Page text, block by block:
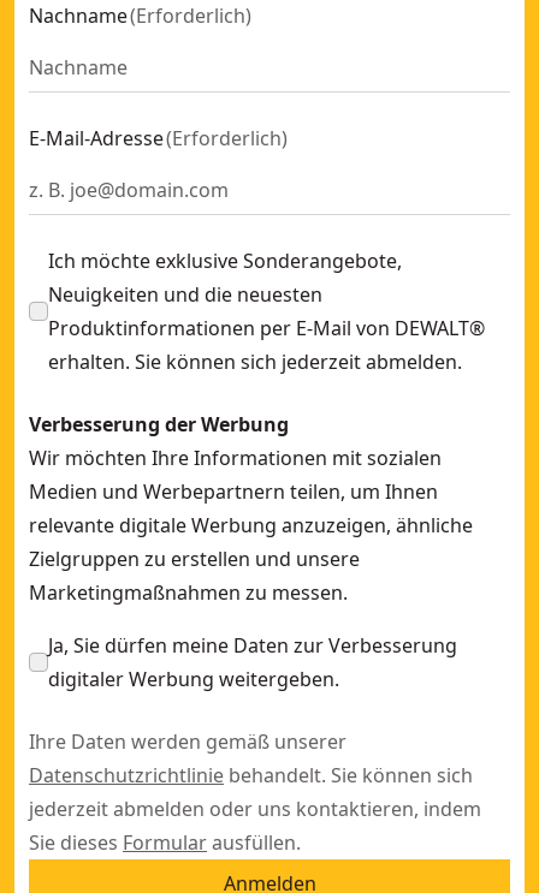
Nachname(Erforderlich)
E-Mail-Adresse(Erforderlich)
Ich möchte exklusive Sonderangebote,
Neuigkeiten und die neuesten
Produktinformationen per E-Mail von DEWALT®
erhalten. Sie können sich jederzeit abmelden.
Verbesserung der Werbung
Wir möchten Ihre Informationen mit sozialen
Medien und Werbepartnern teilen, um Ihnen
relevante digitale Werbung anzuzeigen, ähnliche
Zielgruppen zu erstellen und unsere
Marketingmaßnahmen zu messen.
Ja, Sie dürfen meine Daten zur Verbesserung
digitaler Werbung weitergeben.
Ihre Daten werden gemäß unserer
Datenschutzrichtlinie behandelt. Sie können sich
jederzeit abmelden oder uns kontaktieren, indem
Sie dieses Formularausfüllen.
Anmelden